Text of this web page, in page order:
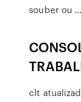
souber ou …
clt